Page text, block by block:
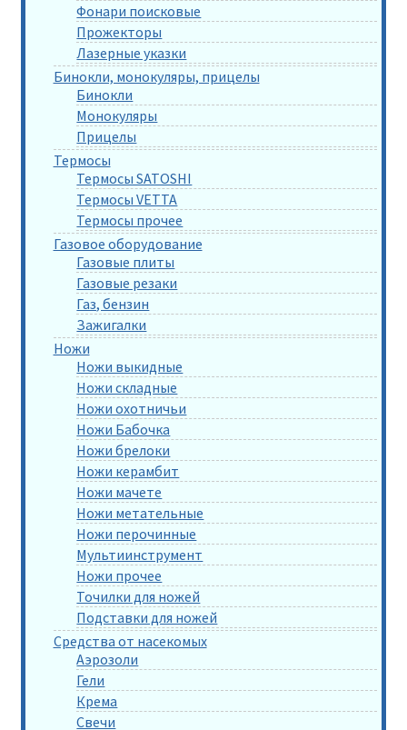
Фонари поисковые
Прожекторы
Лазерные указки
Бинокли, монокуляры, прицелы
Бинокли
Монокуляры
Прицелы
Термосы
Термосы SATOSHI
Термосы VETTA
Термосы прочее
Газовое оборудование
Газовые плиты
Газовые резаки
Газ, бензин
Зажигалки
Ножи
Ножи выкидные
Ножи складные
Ножи охотничьи
Ножи Бабочка
Ножи брелоки
Ножи керамбит
Ножи мачете
Ножи метательные
Ножи перочинные
Мультиинструмент
Ножи прочее
Точилки для ножей
Подставки для ножей
Средства от насекомых
Аэрозоли
Гели
Крема
Свечи